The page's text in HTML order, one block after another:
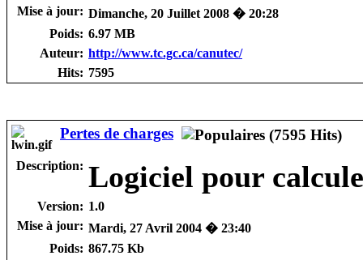
Mise à jour: Dimanche, 20 Juillet 2008 � 20:28
Poids: 6.97 MB
Auteur: http://www.tc.gc.ca/canutec/
Hits: 7595
Pertes de charges
Description: Logiciel pour
Version: 1.0
Mise à jour: Mardi, 27 Avril 2004 � 23:40
Poids: 867.75 Kb